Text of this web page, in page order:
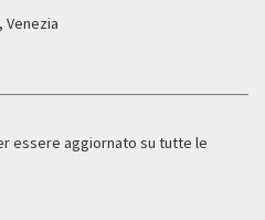
Venezia
essere aggiornato su tutte le